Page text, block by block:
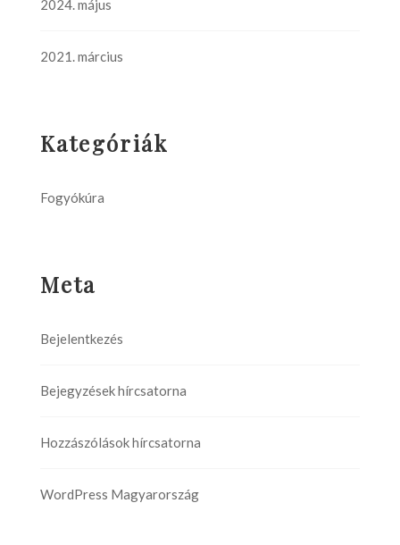
2024. május
2021. március
Kategóriák
Fogyókúra
Meta
Bejelentkezés
Bejegyzések hírcsatorna
Hozzászólások hírcsatorna
WordPress Magyarország